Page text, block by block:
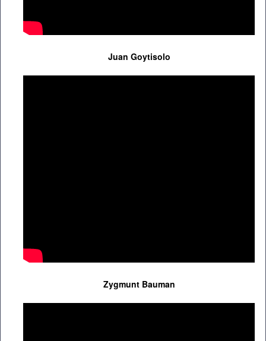
Juan Goytisolo
Zygmunt Bauman